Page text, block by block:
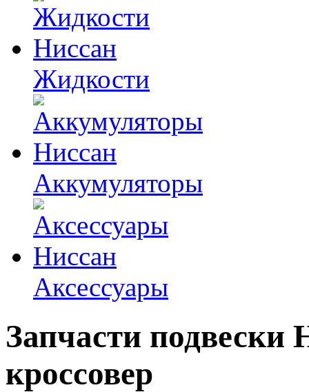
Жидкости
Аккумуляторы
Аксессуары
Запчасти подвески
кроссовер